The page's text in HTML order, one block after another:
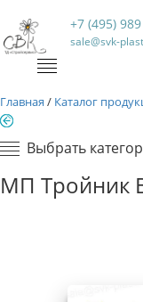
+7 (495)
sale@svk-
Главная / Каталог
Выбрать
МП Тройник